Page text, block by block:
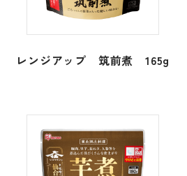
レンジアップ 筑前煮 165g